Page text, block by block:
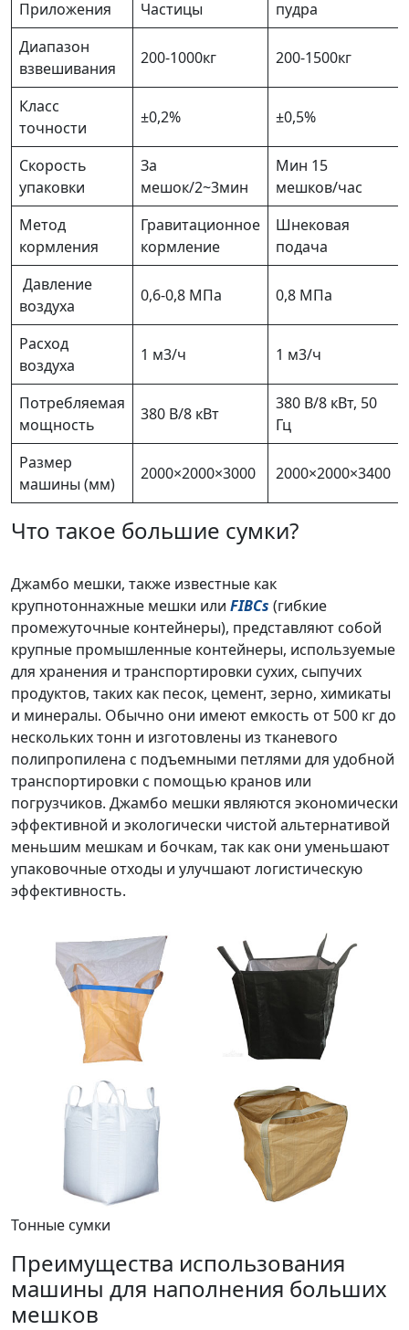
Приложения Частицы
пудра
Диапазон
взвешивания
200-1000кг 200-1500кг
Класс
точности
±0,2% ±0,5%
Скорость
упаковки
За
мешок/2~3мин
Мин 15
мешков/час
Метод
кормления
Гравитационное
кормление
Шнековая
подача
Давление
воздуха
0,6-0,8 МПа 0,8 МПа
Расход
воздуха
1 м3/ч 1 м3/ч
Потребляемая
мощность
380 В/8 кВт
380 В/8 кВт, 50
Гц
Размер
машины (мм)
2000×2000×3000 2000×2000×3400
Что такое большие сумки?
Джамбо мешки, также известные как
крупнотоннажные мешки или FIBCs (гибкие
промежуточные контейнеры), представляют собой
крупные промышленные контейнеры, используемые
для хранения и транспортировки сухих, сыпучих
продуктов, таких как песок, цемент, зерно, химикаты
и минералы. Обычно они имеют емкость от 500 кг до
нескольких тонн и изготовлены из тканевого
полипропилена с подъемными петлями для удобной
транспортировки с помощью кранов или
погрузчиков. Джамбо мешки являются экономически
эффективной и экологически чистой альтернативой
меньшим мешкам и бочкам, так как они уменьшают
упаковочные отходы и улучшают логистическую
эффективность.
Тонные сумки
Преимущества использования
машины для наполнения больших
мешков